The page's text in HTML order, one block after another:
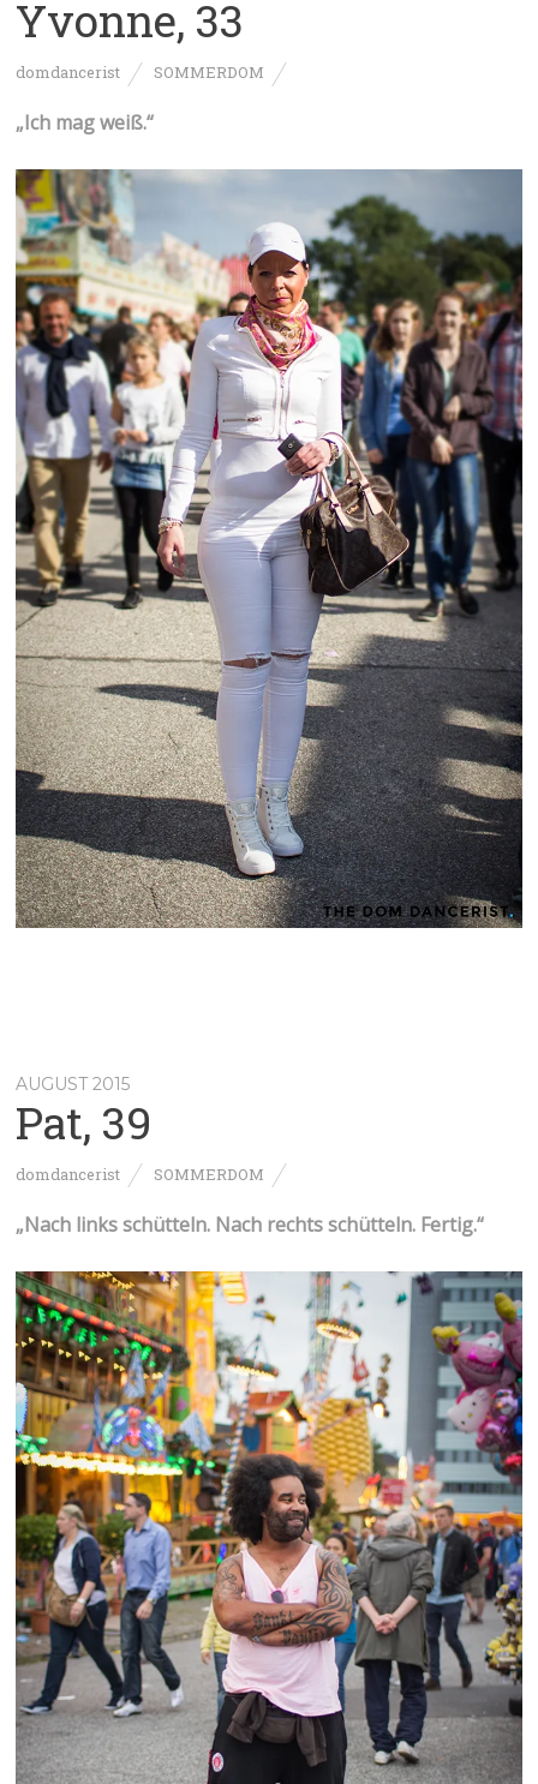
Yvonne, 33
domdancerist SOMMERDOM
„Ich mag weiß.“
AUGUST 2015
Pat, 39
domdancerist SOMMERDOM
„Nach links schütteln. Nach rechts schütteln. Fertig.“